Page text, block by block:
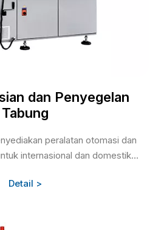
dan Penyegelan
Tabung
peralatan otomasi dan
internasional dan domestik...
Detail >